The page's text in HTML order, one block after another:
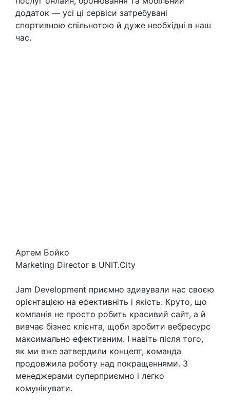
додаток — усі ці сервіси затребувані
спортивною спільнотою й дуже необхідні в наш
час.
Артем Бойко
Marketing Director в UNIT.City
Jam Development приємно здивували нас своєю
орієнтацією на ефективніть і якість. Круто, що
компанія не просто робить красивий сайт, а й
вивчає бізнес клієнта, щоби зробити вебресурс
максимально ефективним. І навіть після того,
як ми вже затвердили концепт, команда
продовжила роботу над покращеннями. З
менеджерами суперприємно і легко
комунікувати.